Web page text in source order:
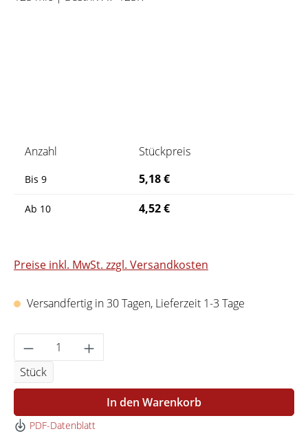
Anzahl Stückpreis
Bis 9 5,18 €
Ab 10 4,52 €
Preise inkl. MwSt. zzgl. Versandkosten
Versandfertig in 30 Tagen, Lieferzeit 1-3 Tage
Produkt Anzahl: Gib den gewünschten
Stück
In den Warenkorb
PDF-Datenblatt